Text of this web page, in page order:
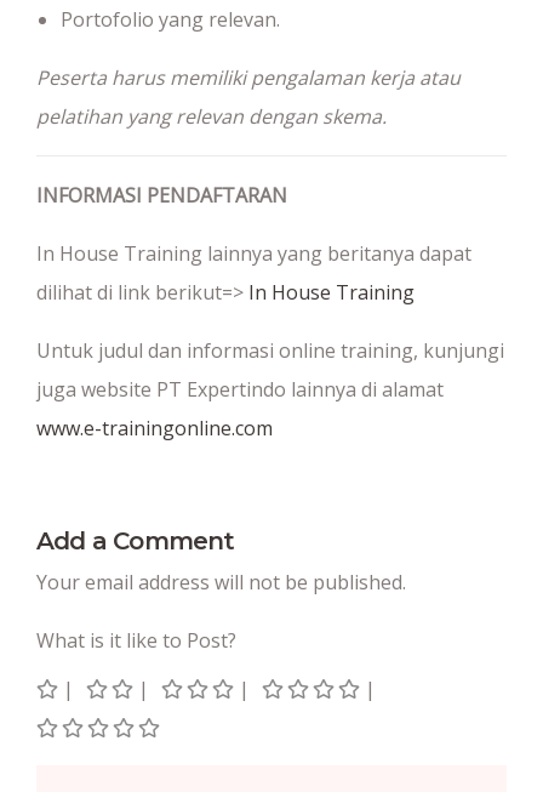
Portofolio yang relevan.
Peserta harus memiliki pengalaman kerja atau
pelatihan yang relevan dengan skema.
INFORMASI PENDAFTARAN
In House Training lainnya yang beritanya dapat
dilihat di link berikut=> In House Training
Untuk judul dan informasi online training, kunjungi
juga website PT Expertindo lainnya di alamat
www.e-trainingonline.com
Add a Comment
Your email address will not be published.
What is it like to Post?